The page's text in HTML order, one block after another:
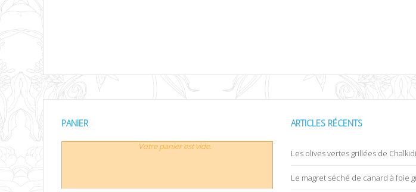
PANIER
Votre panier est vide.
ARTICLES RÉCENTS
Les olives vertes grillées de
Le magret séché de canard à foie